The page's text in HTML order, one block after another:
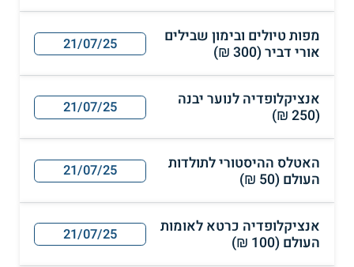
מפות טיולים ובימון שבילים
אורי דביר (300 ₪)
21/07/25
אנציקלופדיה לנוער יבנה
(250 ₪)
21/07/25
האטלס ההיסטורי לתולדות
העולם (50 ₪)
21/07/25
אנציקלופדיה כרטא לאומות
העולם (100 ₪)
21/07/25